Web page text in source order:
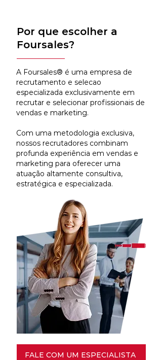
Por que escolher a
Foursales?
A Foursales® é uma empresa de
recrutamento e selecao
especializada exclusivamente em
recrutar e selecionar profissionais de
vendas e marketing.
Com uma metodologia exclusiva,
nossos recrutadores combinam
profunda experiência em vendas e
marketing para oferecer uma
atuação altamente consultiva,
estratégica e especializada.
FALE COM UM ESPECIALISTA